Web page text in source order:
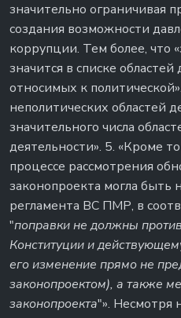
значительно ограничивая
создания возможности
коррупции. Тем более, что
значится в списке
относимых к
неполитических областей
значительного числа
деятельности». 5. «Кроме
процессе рассмотрения
законопроекта могла быть
регламента ВС ПМР, в
"поправки не должны
Конституции и
его изменение прямо не
законопроектом), а также
законопроекта"». Несмотря